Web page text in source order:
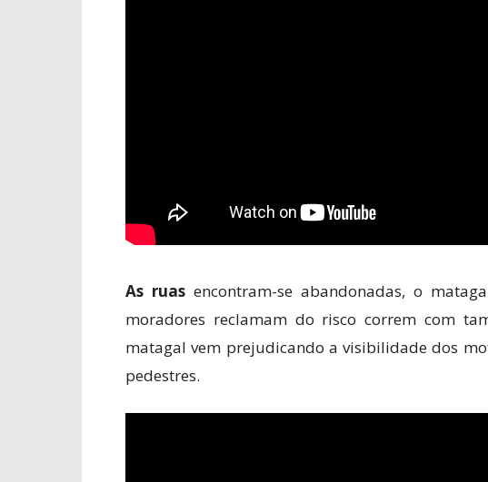
As ruas encontram-se abandonadas, o
moradores reclamam do risco correm com
matagal vem prejudicando a visibilidade dos
pedestres.